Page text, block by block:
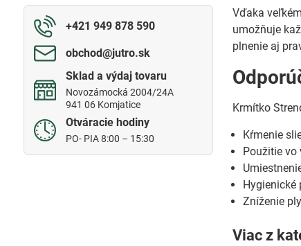
Vďaka
umožňuje
plnenie aj
Krmítko
Kŕmenie
Použitie vo
Hygienické
Zníženie
Viac z
+421 949 878 590
obchod​@jutro​.sk
Sklad a výdaj tovaru
Novozámocká 2004/24A
941 06 Komjatice
Otváracie hodiny
PO- PIA 8:00 – 15:30